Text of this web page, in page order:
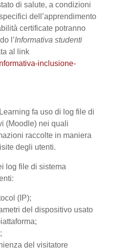
di salute, a condizioni
dell’apprendimento
certificate potranno
l’Informativa studenti
al link
inclusione-
fa uso di log file di
(Moodle) nei quali
raccolte in maniera
degli utenti.
log file di sistema
(IP);
del dispositivo usato
del visitatore